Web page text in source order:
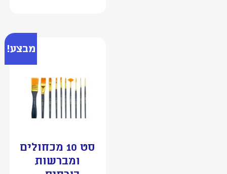
מבצע!
סט 10 מכחולים
ומברשות